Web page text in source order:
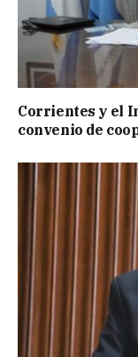
Corrientes y el
convenio de